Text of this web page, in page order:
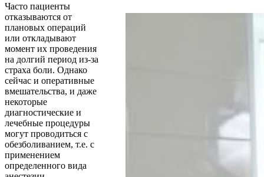
Часто пациенты
отказываются от
плановых операций
или откладывают
момент их проведения
на долгий период из-за
страха боли. Однако
сейчас и оперативные
вмешательства, и даже
некоторые
диагностические и
лечебные процедуры
могут проводиться с
обезболиванием, т.е. с
применением
определенного вида